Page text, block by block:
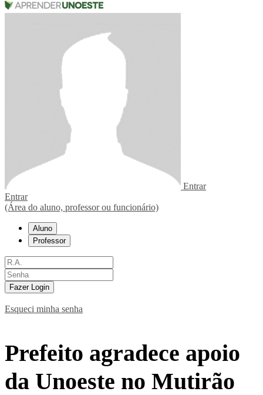
Entrar
Entrar
(Área do aluno, professor ou funcionário)
Aluno
Professor
Fazer Login
Esqueci minha senha
Prefeito agradece apoio
da Unoeste no Mutirão